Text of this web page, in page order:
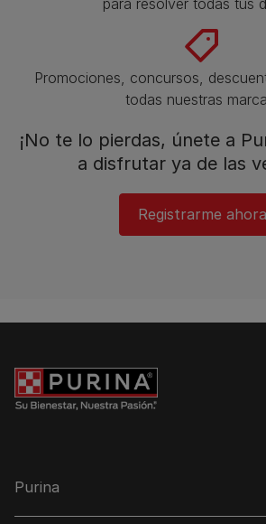
para resolver todas tus
Promociones, concursos,
todas nuestras
¡No te lo pierdas, únete a
a disfrutar ya de las
Registrarme ahora​
Purina